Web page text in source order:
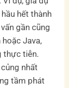
hết thành
gần cũng
Java,
thực tiễn.
nhất
tầm phát